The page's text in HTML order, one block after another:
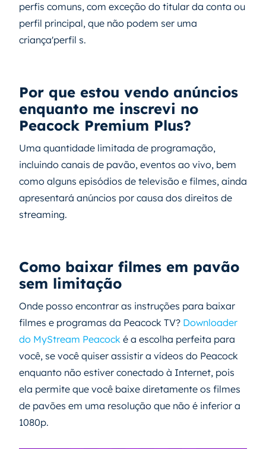
perfis comuns, com exceção do titular da conta ou
perfil principal, que não podem ser uma
criança'perfil s.
Por que estou vendo anúncios
enquanto me inscrevi no
Peacock Premium Plus?
Uma quantidade limitada de programação,
incluindo canais de pavão, eventos ao vivo, bem
como alguns episódios de televisão e filmes, ainda
apresentará anúncios por causa dos direitos de
streaming.
Como baixar filmes em pavão
sem limitação
Onde posso encontrar as instruções para baixar
filmes e programas da Peacock TV? Downloader
do MyStream Peacock é a escolha perfeita para
você, se você quiser assistir a vídeos do Peacock
enquanto não estiver conectado à Internet, pois
ela permite que você baixe diretamente os filmes
de pavões em uma resolução que não é inferior a
1080p.